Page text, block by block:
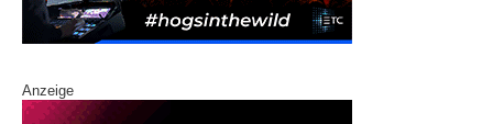
Anzeige